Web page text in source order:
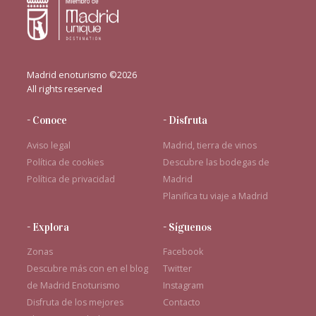
Madrid enoturismo ©2026
All rights reserved
- Conoce
Aviso legal
Política de cookies
Política de privacidad
- Disfruta
Madrid, tierra de vinos
Descubre las bodegas de
Madrid
Planifica tu viaje a Madrid
- Explora
Zonas
Descubre más con en el blog
de Madrid Enoturismo
Disfruta de los mejores
- Síguenos
Facebook
Twitter
Instagram
Contacto